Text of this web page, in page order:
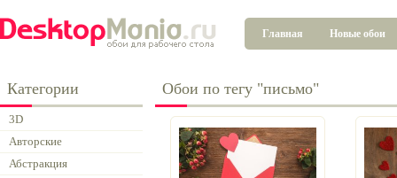
Главная Новые обои
Категории
3D
Авторские
Абстракция
Обои по тегу "письмо"